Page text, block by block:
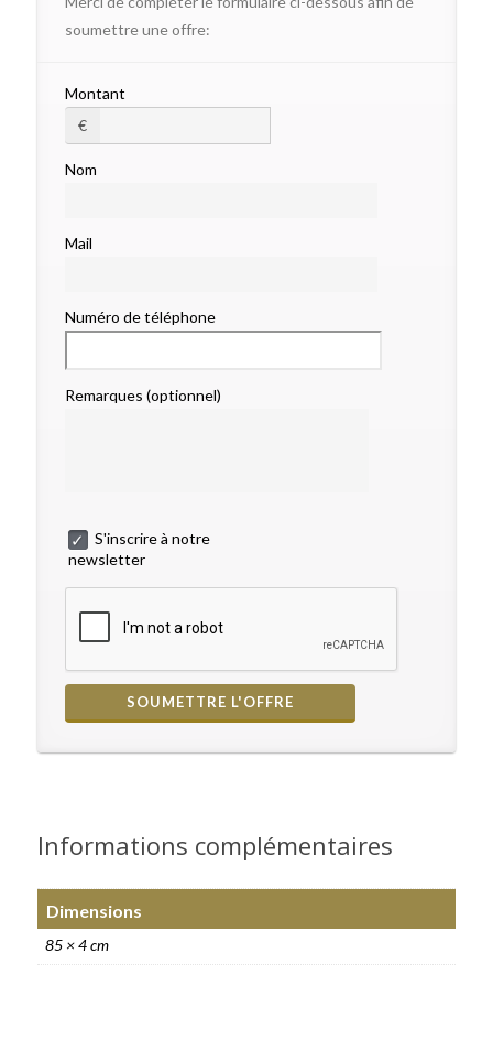
soumettre une offre:
Montant
€
Nom
Mail
Numéro de téléphone
Remarques (optionnel)
S'inscrire à notre
newsletter
Informations complémentaires
Dimensions
85 × 4 cm